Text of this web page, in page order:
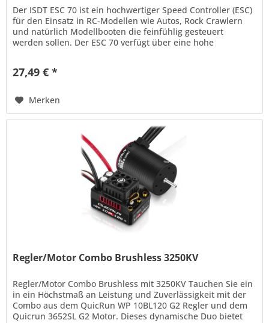
Der ISDT ESC 70 ist ein hochwertiger Speed Controller (ESC)
für den Einsatz in RC-Modellen wie Autos, Rock Crawlern
und natürlich Modellbooten die feinfühlig gesteuert
werden sollen. Der ESC 70 verfügt über eine hohe
27,49 € *
Merken
Regler/Motor Combo Brushless 3250KV
Regler/Motor Combo Brushless mit 3250KV Tauchen Sie ein
in ein Höchstmaß an Leistung und Zuverlässigkeit mit der
Combo aus dem QuicRun WP 10BL120 G2 Regler und dem
Quicrun 3652SL G2 Motor. Dieses dynamische Duo bietet